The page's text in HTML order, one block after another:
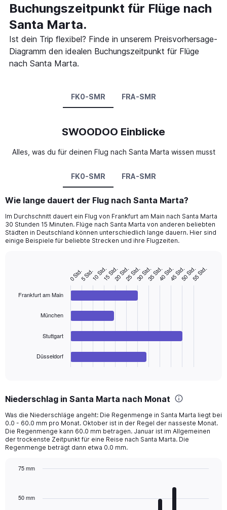
Buchungszeitpunkt für Flüge nach
Santa Marta.
Ist dein Trip flexibel? Finde in unserem Preisvorhersage-
Diagramm den idealen Buchungszeitpunkt für Flüge
nach Santa Marta.
FK0-SMR FRA-SMR
SWOODOO Einblicke
Alles, was du für deinen Flug nach Santa Marta wissen musst
FK0-SMR FRA-SMR
Wie lange dauert der Flug nach Santa Marta?
Im Durchschnitt dauert ein Flug von Frankfurt am Main nach Santa Marta
30 Stunden 15 Minuten. Flüge nach Santa Marta von anderen beliebten
Städten in Deutschland können unterschiedlich lange dauern. Hier sind
einige Beispiele für beliebte Strecken und ihre Flugzeiten.
Range:
4
categories.
The
chart
has
Y
values.
Frankfurt am Main
München
Stuttgart
Düsseldorf
0 Std. 20 Std. 40 Std.
5 Std.10 Std.15 Std. 25 Std.30 Std.35 Std. 45 Std.50 Std.55 Std.
Niederschlag in Santa Marta nach Monat
Was die Niederschläge angeht: Die Regenmenge in Santa Marta liegt bei
0.0 - 60.0 mm pro Monat. Oktober ist in der Regel der nasseste Monat.
Die Regenmenge kann 60.0 mm betragen. Januar ist im Allgemeinen
der trockenste Zeitpunkt für eine Reise nach Santa Marta. Die
Regenmenge beträgt dann etwa 0.0 mm.
with
50 mm
75 mm